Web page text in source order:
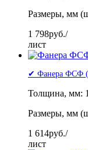
Размеры, мм
1 798руб./
лист
✔ Фанера ФСФ
Толщина, мм:
Размеры, мм
1 614руб./
лист